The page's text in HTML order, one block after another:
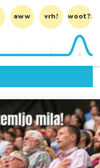
aww vrh! woot?!